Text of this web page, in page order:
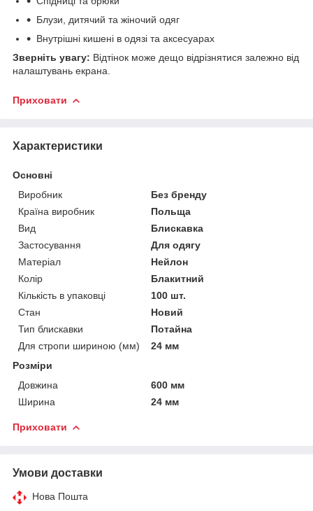
Блузи, дитячий та жіночий одяг
Внутрішні кишені в одязі та аксесуарах
Зверніть увагу: Відтінок може дещо відрізнятися залежно від
налаштувань екрана.
Приховати
Характеристики
Основні
Виробник
Без бренду
Країна виробник
Польща
Вид
Блискавка
Застосування
Для одягу
Матеріал
Нейлон
Колір
Блакитний
Кількість в упаковці
100 шт.
Стан
Новий
Тип блискавки
Потайна
Для стропи шириною (мм)
24 мм
Розміри
Довжина
600 мм
Ширина
24 мм
Приховати
Умови доставки
Нова Пошта